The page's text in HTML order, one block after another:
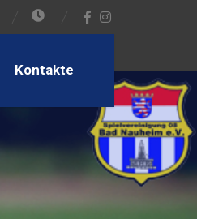
Kontakte